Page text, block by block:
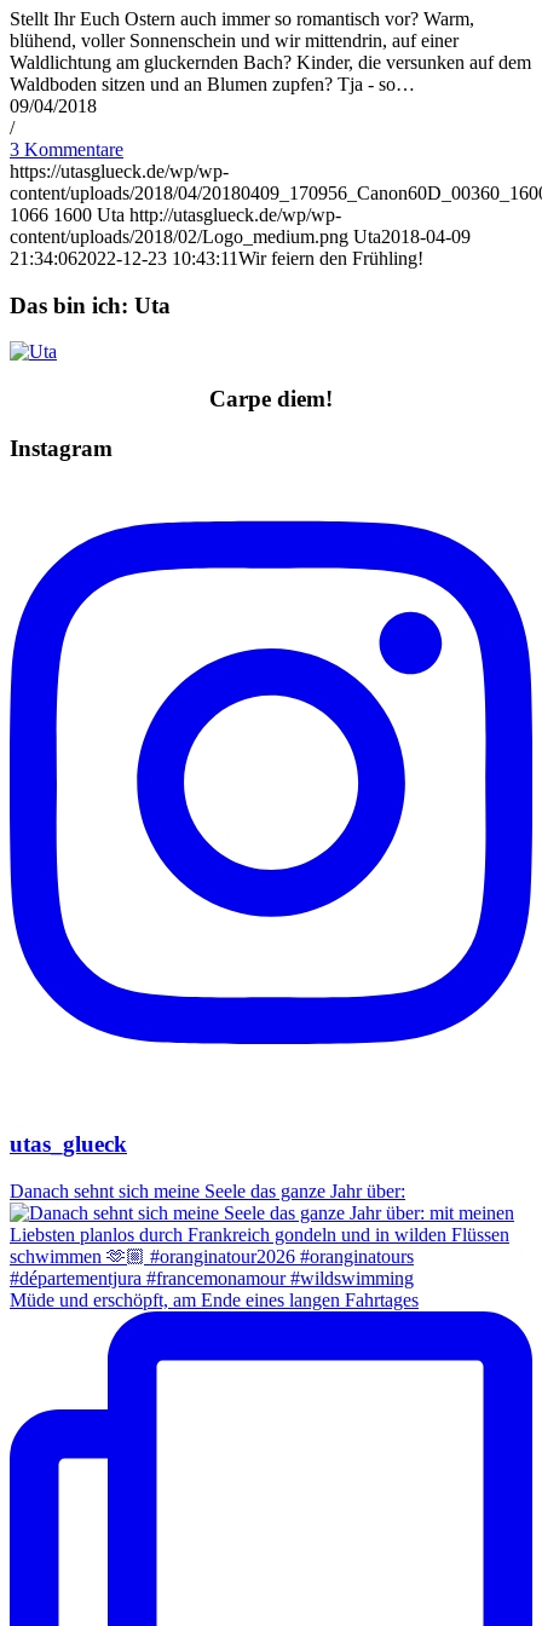
Stellt Ihr Euch Ostern auch immer so romantisch vor? Warm,
blühend, voller Sonnenschein und wir mittendrin, auf einer
Waldlichtung am gluckernden Bach? Kinder, die versunken auf dem
Waldboden sitzen und an Blumen zupfen? Tja - so…
09/04/2018
/
3 Kommentare
https://utasglueck.de/wp/wp-
content/uploads/2018/04/
1066 1600 Uta http://utasglueck.de/wp/wp-
content/uploads/2018/02/Logo_medium.png Uta2018-04-09
21:34:062022-12-23 10:43:11Wir feiern den Frühling!
Das bin ich: Uta
Carpe diem!
Instagram
utas_glueck
Danach sehnt sich meine Seele das ganze Jahr über:
Müde und erschöpft, am Ende eines langen Fahrtages